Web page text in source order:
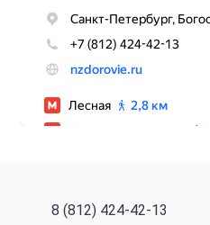
8 (812) 424-42-13